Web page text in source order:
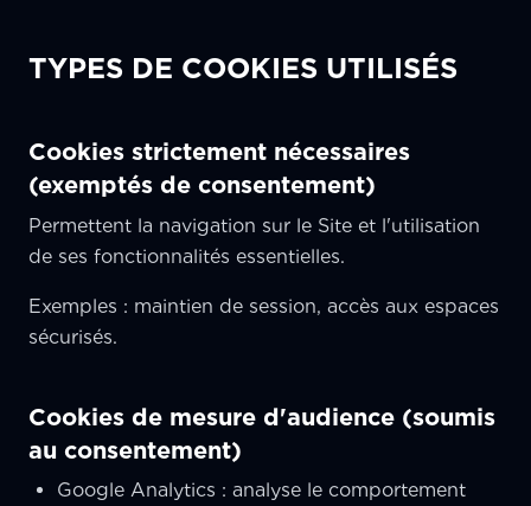
TYPES DE COOKIES UTILISÉS
Cookies strictement nécessaires
(exemptés de consentement)
Permettent la navigation sur le Site et l'utilisation
de ses fonctionnalités essentielles.
Exemples : maintien de session, accès aux espaces
sécurisés.
Cookies de mesure d'audience (soumis
au consentement)
Google Analytics : analyse le comportement